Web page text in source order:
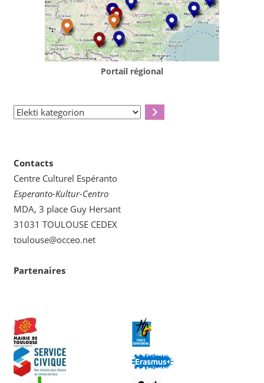
Portail régional
Elekti
Contacts
Centre Culturel Espéranto
Esperanto-Kultur-Centro
MDA, 3 place Guy Hersant
31031 TOULOUSE CEDEX
toulouse@occeo.net
Partenaires